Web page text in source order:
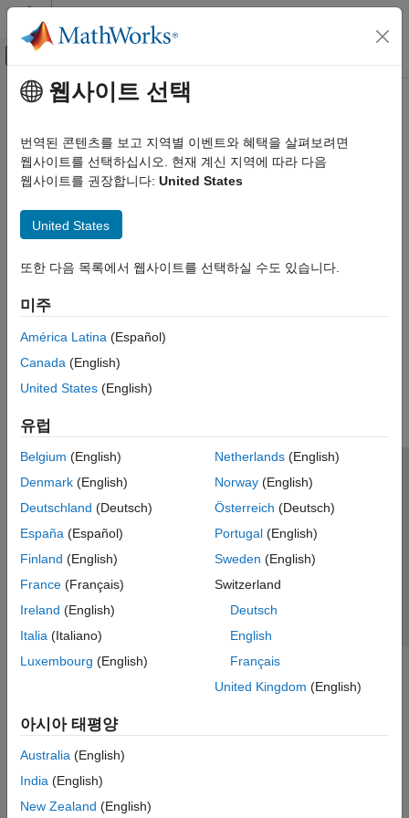
콘텐츠로 바로 가기
오프캔버스 탐색 메뉴 토글
문서 홈
주요 콘텐츠
웹사이트 선택
번역된 콘텐츠를 보고 지역별 이벤트와 혜택을 살펴보려면
웹사이트를 선택하십시오. 현재 계신 지역에 따라 다음
웹사이트를 권장합니다: United States
United States
또한 다음 목록에서 웹사이트를 선택하실 수도 있습니다.
미주
América Latina (Español)
Canada (English)
United States (English)
유럽
Belgium (English)
Denmark (English)
Deutschland (Deutsch)
España (Español)
Finland (English)
France (Français)
Ireland (English)
Italia (Italiano)
Luxembourg (English)
Netherlands(English)
Norway(English)
Österreich (Deutsch)
Portugal(English)
Sweden (English)
Switzerland
Deutsch
English
Français
United Kingdom (English)
아시아 태평양
Australia (English)
India (English)
New Zealand (English)
신뢰 센터 등록 상표 개인정보 취급방침
불법 복제 방지
애플리케이션 상태
© 1994-2026 The MathWorks, Inc.